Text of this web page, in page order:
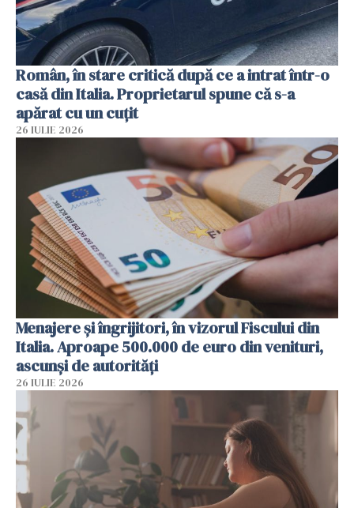
Român, în stare critică după ce a intrat într-o
casă din Italia. Proprietarul spune că s-a
apărat cu un cuțit
26 IULIE 2026
Menajere și îngrijitori, în vizorul Fiscului din
Italia. Aproape 500.000 de euro din venituri,
ascunși de autorități
26 IULIE 2026